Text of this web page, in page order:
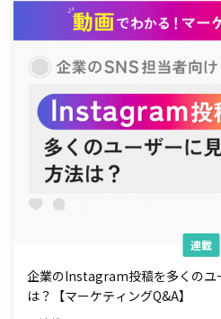
連載
企業のInstagram投稿を多くのユ
は？【マーケティングQ&A】